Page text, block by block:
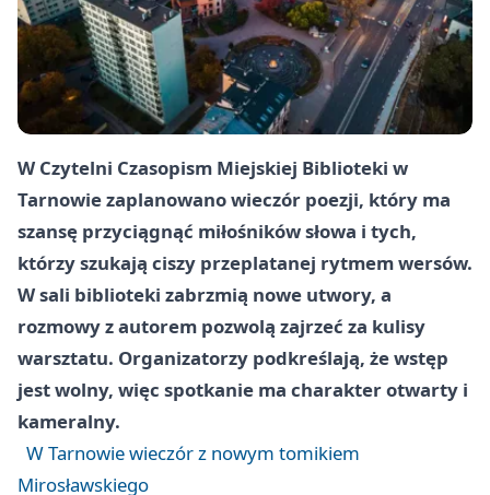
W Czytelni Czasopism Miejskiej Biblioteki w
Tarnowie zaplanowano wieczór poezji, który ma
szansę przyciągnąć miłośników słowa i tych,
którzy szukają ciszy przeplatanej rytmem wersów.
W sali biblioteki zabrzmią nowe utwory, a
rozmowy z autorem pozwolą zajrzeć za kulisy
warsztatu. Organizatorzy podkreślają, że wstęp
jest wolny, więc spotkanie ma charakter otwarty i
kameralny.
W Tarnowie wieczór z nowym tomikiem
Mirosławskiego